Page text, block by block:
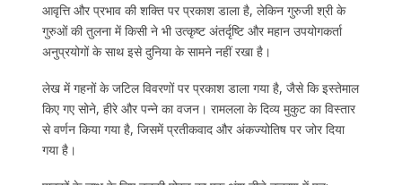
आवृत्ति और प्रभाव की शक्ति पर प्रकाश डाला है, लेकिन गुरुजी श्री के
गुरुओं की तुलना में किसी ने भी उत्कृष्ट अंतर्दृष्टि और महान उपयोगकर्ता
अनुप्रयोगों के साथ इसे दुनिया के सामने नहीं रखा है।
लेख में गहनों के जटिल विवरणों पर प्रकाश डाला गया है, जैसे कि इस्तेमाल
किए गए सोने, हीरे और पन्ने का वजन। रामलला के दिव्य मुकुट का विस्तार
से वर्णन किया गया है, जिसमें प्रतीकवाद और अंकज्योतिष पर जोर दिया
गया है।